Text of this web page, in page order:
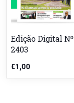
Edição Digital Nº
2403
€1,00